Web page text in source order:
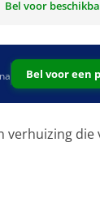
Bel voor
Bel voor een